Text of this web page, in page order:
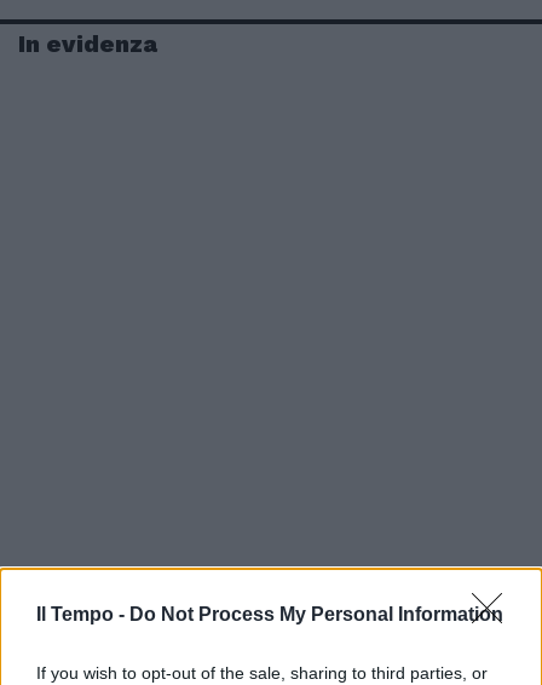
Il Tempo - Do Not Process My Personal Information
If you wish to opt-out of the sale, sharing to third parties, or
In evidenza